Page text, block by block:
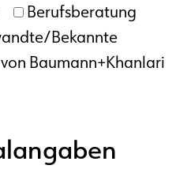
Berufsberatung
Bekannte
Baumann+Khanlari